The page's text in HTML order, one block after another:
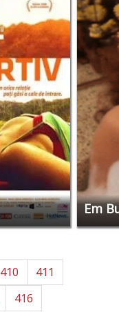
Em
410
411
416